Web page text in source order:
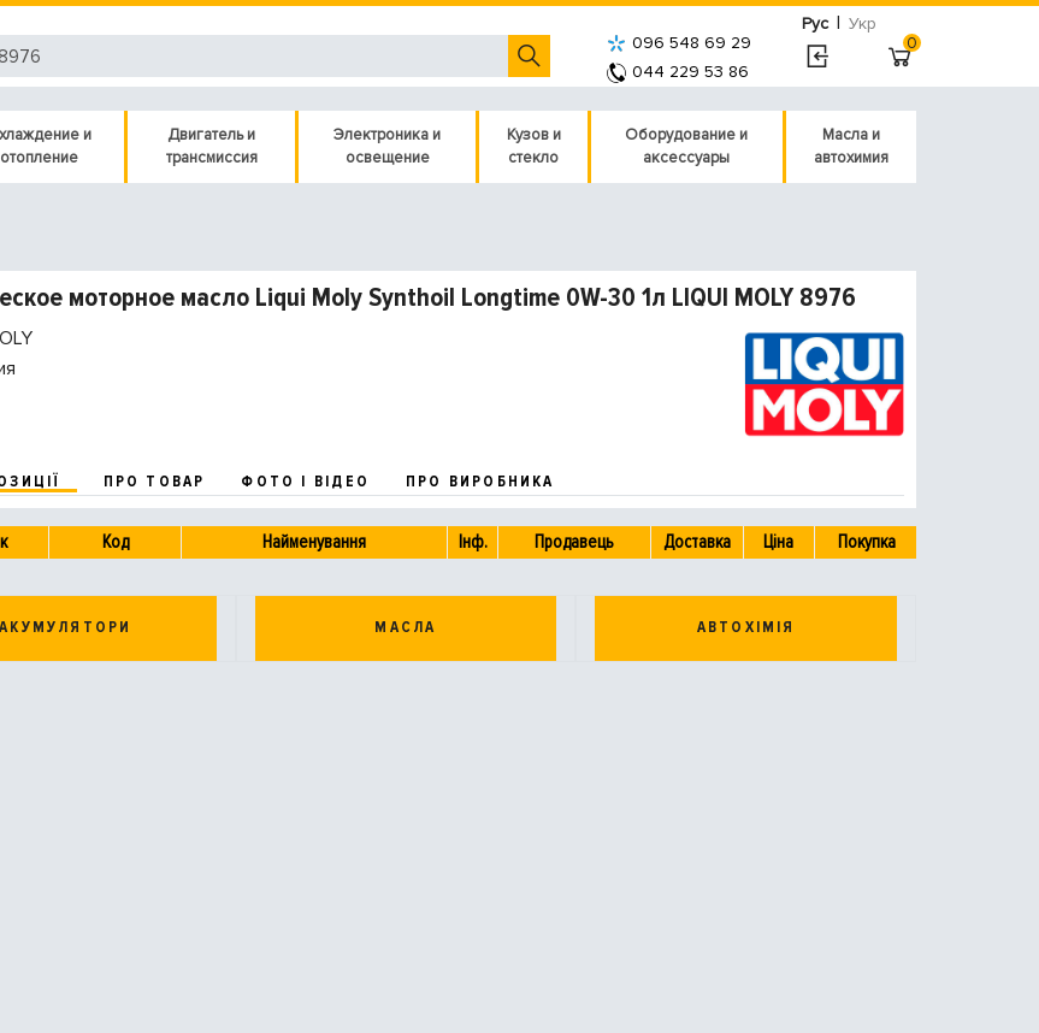
Рус | Укр
096 548 69 29
044 229 53 86
0
и
отопление
Двигатель и
трансмиссия
Электроника и
освещение
Кузов и
стекло
Оборудование и
аксессуары
Масла и
автохимия
моторное масло Liqui Moly Synthoil Longtime 0W-30 1л LIQUI MOLY 8976
ПРО ТОВАР ФОТО І ВІДЕО ПРО ВИРОБНИКА
Код Найменування Інф. Продавець Доставка Ціна Покупка
АКУМУЛЯТОРИ МАСЛА АВТОХІМІЯ